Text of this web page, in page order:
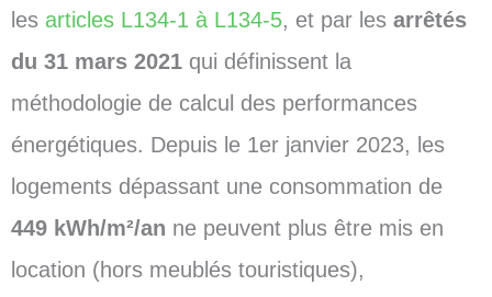
les articles L134-1 à L134-5, et par les arrêtés
du 31 mars 2021 qui définissent la
méthodologie de calcul des performances
énergétiques. Depuis le 1er janvier 2023, les
logements dépassant une consommation de
449 kWh/m²/an ne peuvent plus être mis en
location (hors meublés touristiques),